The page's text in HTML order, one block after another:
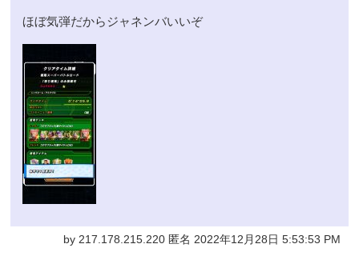
ほぼ気弾だからジャネンバいいぞ
by 217.178.215.220 匿名 2022年12月28日 5:53:53 PM